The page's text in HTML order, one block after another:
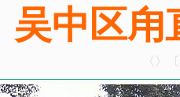
吴中区甪
〈〉